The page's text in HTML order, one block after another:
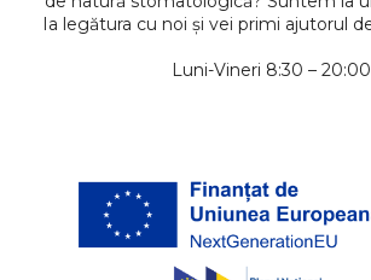
Ia legătura cu noi și vei primi ajutorul
Luni-Vineri 8:30 – 20:00